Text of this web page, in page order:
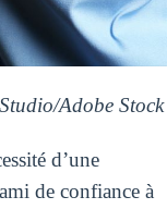
Adobe Stock
d’une
de confiance à